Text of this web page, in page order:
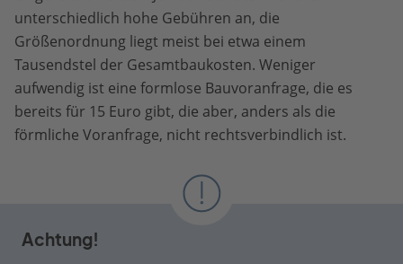
unterschiedlich hohe Gebühren an, die
Größenordnung liegt meist bei etwa einem
Tausendstel der Gesamtbaukosten. Weniger
aufwendig ist eine formlose Bauvoranfrage, die es
bereits für 15 Euro gibt, die aber, anders als die
förmliche Voranfrage, nicht rechtsverbindlich ist.
Achtung!